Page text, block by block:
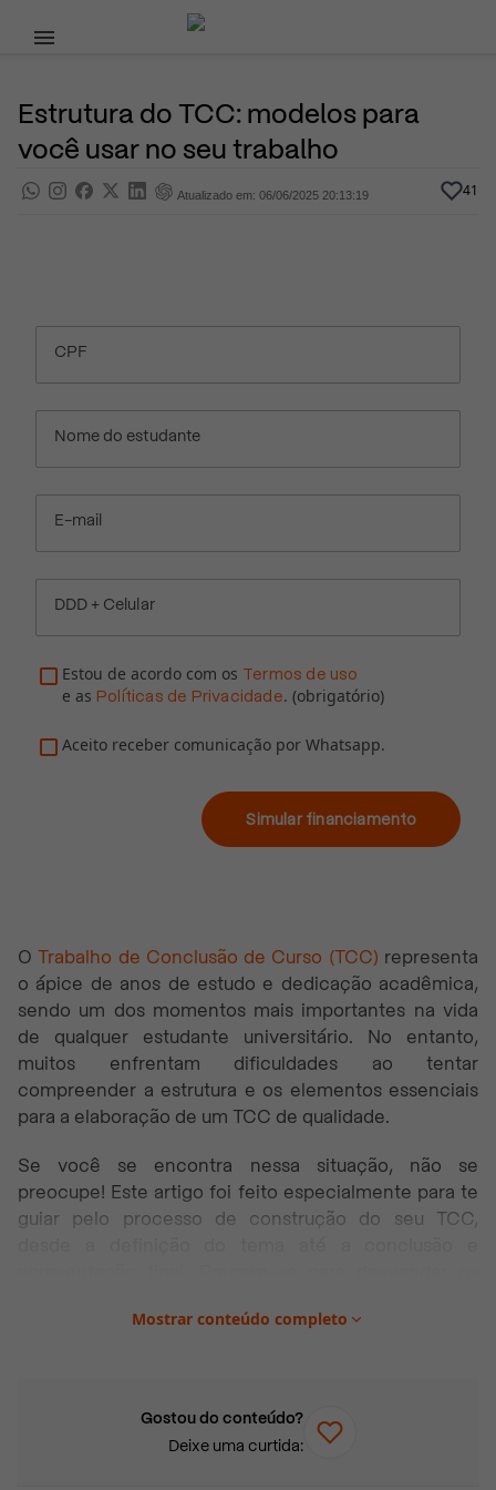
Pular para o conteúdo principal
Estrutura do TCC: modelos para
você usar no seu trabalho
Atualizado em: 06/06/2025 20:13:19 41
CPF
Nome do estudante
E-mail
DDD + Celular
Estou de acordo com os Termos de uso
e as Políticas de Privacidade. (obrigatório)
Aceito receber comunicação por Whatsapp.
Simular financiamento
OTrabalho de Conclusão de Curso (TCC) representa
o ápice de anos de estudo e dedicação acadêmica,
sendo um dos momentos mais importantes na vida
de qualquer estudante universitário. No entanto,
muitos enfrentam dificuldades ao tentar
compreender a estrutura e os elementos essenciais
para a elaboração de um TCC de qualidade.
Se você se encontra nessa situação, não se
preocupe! Este artigo foi feito especialmente para te
guiar pelo processo de construção do seu TCC,
passos rumo ao sucesso acadêmico.
Como é dividido o TCC segundo a ABNT?
Mostrar conteúdo completo
Gostou do conteúdo?
Deixe uma curtida: